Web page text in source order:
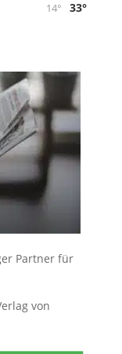
14° 33°
Partner für
von